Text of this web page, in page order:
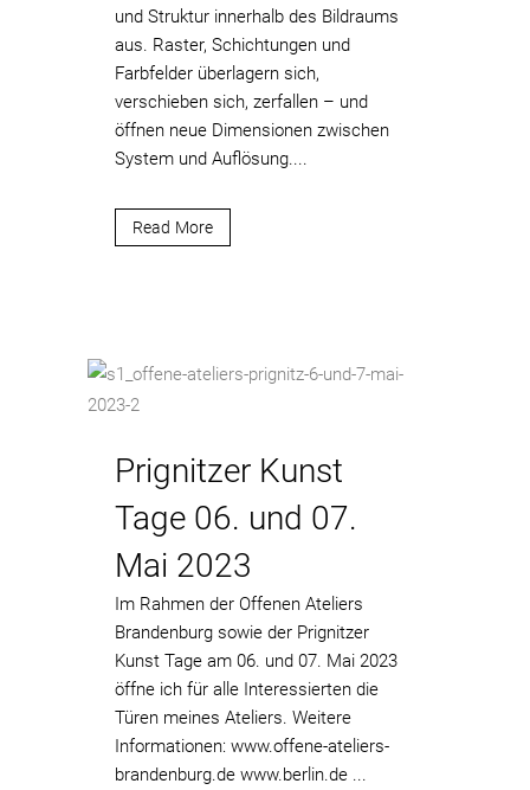
und Struktur innerhalb des Bildraums
aus. Raster, Schichtungen und
Farbfelder überlagern sich,
verschieben sich, zerfallen – und
öffnen neue Dimensionen zwischen
System und Auflösung....
Read More
Prignitzer Kunst
Tage 06. und 07.
Mai 2023
Im Rahmen der Offenen Ateliers
Brandenburg sowie der Prignitzer
Kunst Tage am 06. und 07. Mai 2023
öffne ich für alle Interessierten die
Türen meines Ateliers. Weitere
Informationen: www.offene-ateliers-
brandenburg.de www.berlin.de ...